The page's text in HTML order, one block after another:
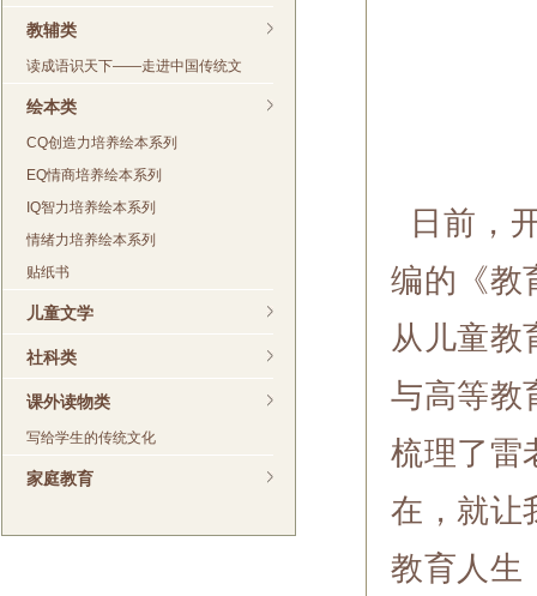
教辅类
读成语识天下——走进中国传统文
绘本类
CQ创造力培养绘本系列
EQ情商培养绘本系列
IQ智力培养绘本系列
情绪力培养绘本系列
贴纸书
儿童文学
社科类
课外读物类
写给学生的传统文化
家庭教育
日前，
编的《教
从儿童教
与高等教
梳理了雷
在，就让
教育人生